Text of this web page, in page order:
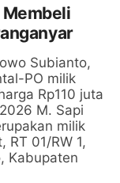
Subianto,
PO milik
Rp110 juta
M. Sapi
milik
RT 01/RW 1,
Kabupaten